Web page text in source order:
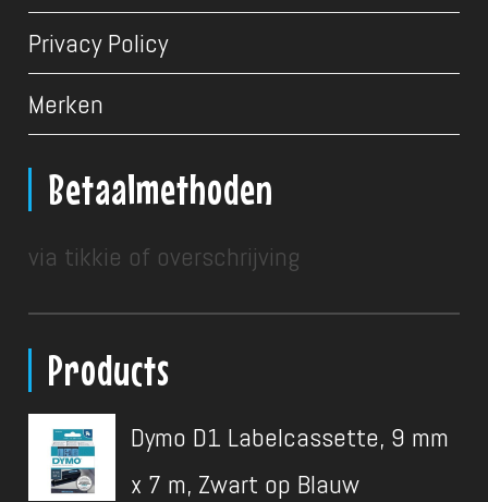
Privacy Policy
Merken
Betaalmethoden
via tikkie of overschrijving
Products
Dymo D1 Labelcassette, 9 mm
x 7 m, Zwart op Blauw